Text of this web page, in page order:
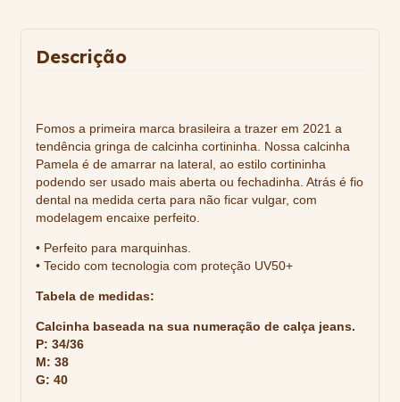
Descrição
Fomos a primeira marca brasileira a trazer em 2021 a
tendência gringa de calcinha cortininha. Nossa calcinha
Pamela é de amarrar na lateral, ao estilo cortininha
podendo ser usado mais aberta ou fechadinha. Atrás é fio
dental na medida certa para não ficar vulgar, com
modelagem encaixe perfeito.
• Perfeito para marquinhas.
• Tecido com tecnologia com proteção UV50+
Tabela de medidas:
Calcinha baseada na sua numeração de calça jeans.
P: 34/36
M: 38
G: 40